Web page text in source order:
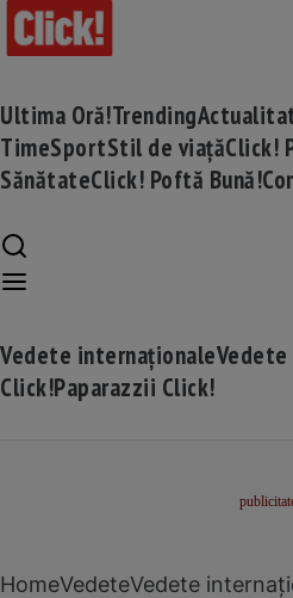
Ultima Oră!Trending
TimeSportStil de viațăClick!
SănătateClick! Poftă Bună!
Vedete internaționale
Click!Paparazzii Click!
HomeVedeteVedete